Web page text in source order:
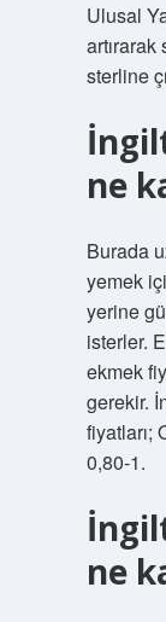
Ulusal
artırarak
sterline
ne
Burada
yemek
yerine
isterler.
ekmek
gerekir.
fiyatları;
0,80-1.
ne